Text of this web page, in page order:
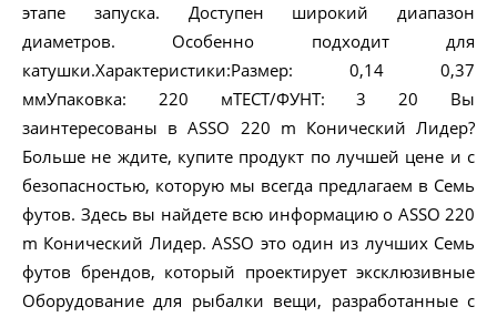
этапе запуска. Доступен широкий диапазон
диаметров. Особенно подходит для
катушки.Характеристики:Размер: 0,14 0,37
ммУпаковка: 220 мТЕСТ/ФУНТ: 3 20 Вы
заинтересованы в ASSO 220 m Конический Лидер?
Больше не ждите, купите продукт по лучшей цене и с
безопасностью, которую мы всегда предлагаем в Семь
футов. Здесь вы найдете всю информацию о ASSO 220
m Конический Лидер. ASSO это один из лучших Семь
футов брендов, который проектирует эксклюзивные
Оборудование для рыбалки вещи, разработанные с